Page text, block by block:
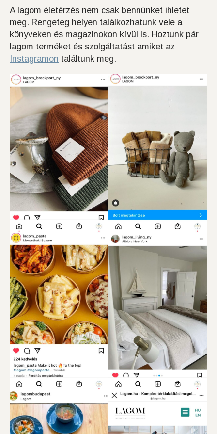
A lagom életérzés nem csak bennünket ihletet
meg. Rengeteg helyen találkozhatunk vele a
könyveken és magazinokon kívül is. Hoztunk pár
lagom terméket és szolgáltatást amiket az
Instagramon találtunk meg.